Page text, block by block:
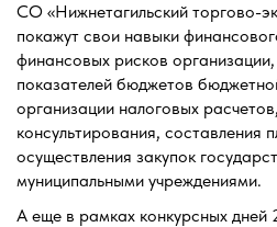
СО «Нижнетагильский торгово-
покажут свои навыки
финансовых рисков
показателей бюджетов
организации налоговых
консультирования, составления
осуществления закупок
муниципальными учреждениями.
А еще в рамках конкурсных дней